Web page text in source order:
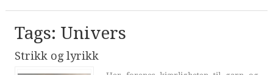
Tags: Univers
Strikk og lyrikk